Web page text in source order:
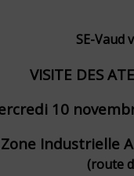
SE-Vaud
VISITE DES
10
Zone Industrielle
(route